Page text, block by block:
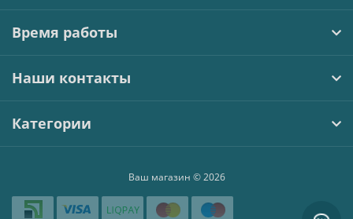
Время работы
Наши контакты
Категории
Ваш магазин © 2026